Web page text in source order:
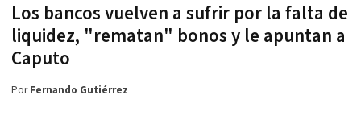
Los bancos vuelven a sufrir por la falta de
liquidez, "rematan" bonos y le apuntan a
Caputo
PorFernando Gutiérrez